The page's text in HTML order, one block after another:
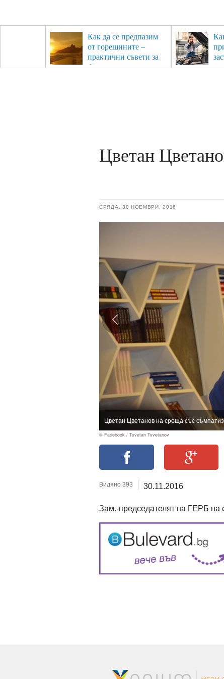
Как да се предпазим
от горещините –
практични съвети за
безопасно лято
Цветан
СРЯДА, 30 НОЕМВРИ, 2016
Цветан Цветанов на среща със
© Facebook / Tsvetan Tsvetanov
Видяно 393 30.11.2016
Зам.-председателят на ГЕРБ на